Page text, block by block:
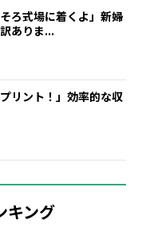
ろ式場に着くよ」新婦
ありま...
リント！」効率的な収
キング